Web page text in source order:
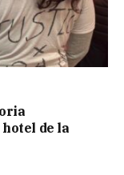
de la